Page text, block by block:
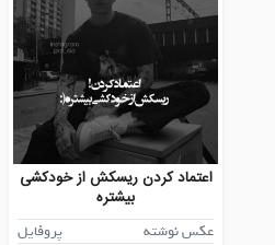
اعتماد کردن ریسکش از خودکشی
بیشتره
عکس نوشته
پروفایل